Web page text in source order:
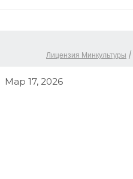
Лицензия Минкультуры /
Мар 17, 2026